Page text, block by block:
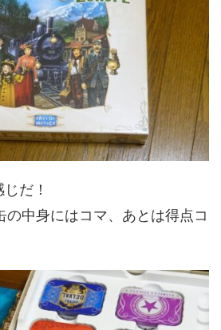
だ！
の中身にはコマ、あとは得点コ